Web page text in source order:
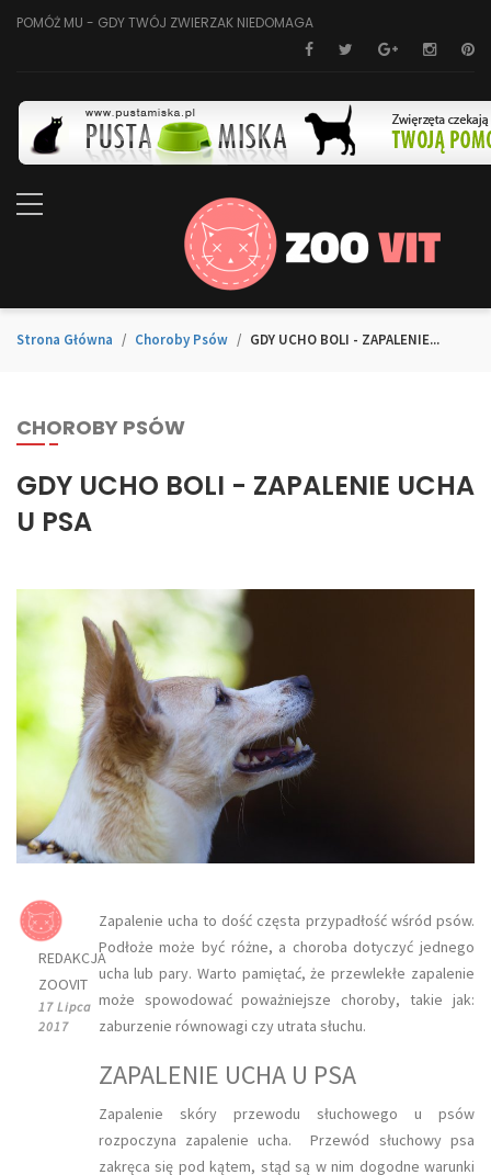
POMÓŻ MU - GDY TWÓJ ZWIERZAK NIEDOMAGA
Strona Główna Choroby Psów GDY UCHO BOLI - ZAPALENIE...
CHOROBY PSÓW
GDY UCHO BOLI - ZAPALENIE UCHA
U PSA
REDAKCJA
ZOOVIT
17 Lipca
2017
Zapalenie ucha to dość częsta przypadłość wśród psów.
Podłoże może być różne, a choroba dotyczyć jednego
ucha lub pary. Warto pamiętać, że przewlekłe zapalenie
może spowodować poważniejsze choroby, takie jak:
zaburzenie równowagi czy utrata słuchu.
ZAPALENIE UCHA U PSA
Zapalenie skóry przewodu słuchowego u psów
rozpoczyna zapalenie ucha. Przewód słuchowy psa
zakręca się pod kątem, stąd są w nim dogodne warunki